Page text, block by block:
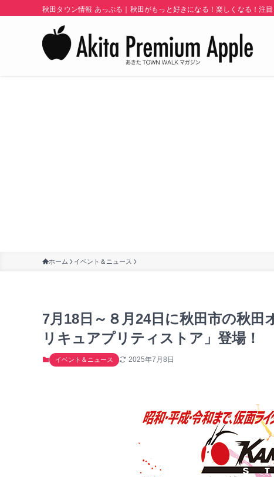
秋田タウン情報 あっぷる｜秋田がもっと好きになる！楽しくなる！注
ホーム イベント＆ニュース
7月18日～８月24日に秋田市の秋
リキュアプリティストア」登場！
イベント＆ニュース 2025年7月8日